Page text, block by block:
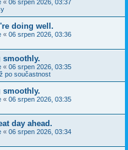
« 06 srpen 2026, 03:37
doing well.
« 06 srpen 2026, 03:36
smoothly.
« 06 srpen 2026, 03:35
po součastnost
smoothly.
« 06 srpen 2026, 03:35
day ahead.
« 06 srpen 2026, 03:34